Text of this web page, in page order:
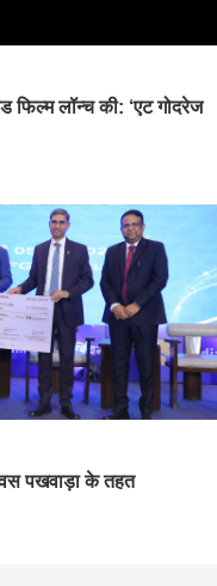
फिल्म लॉन्च की: ‘एट गोदरेज
पखवाड़ा के तहत